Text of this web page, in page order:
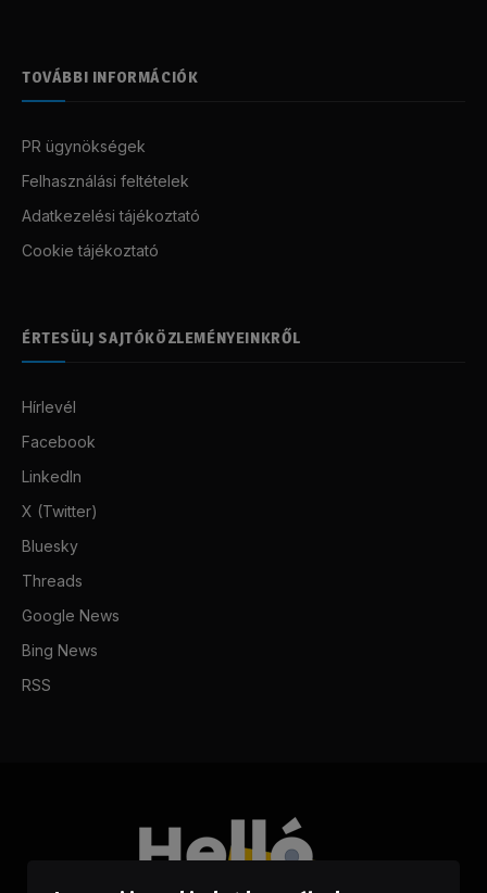
TOVÁBBI INFORMÁCIÓK
PR ügynökségek
Felhasználási feltételek
Adatkezelési tájékoztató
Cookie tájékoztató
ÉRTESÜLJ SAJTÓKÖZLEMÉNYEINKRŐL
Hírlevél
Facebook
LinkedIn
X (Twitter)
Bluesky
Threads
Google News
Bing News
RSS